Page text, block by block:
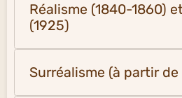
Réalisme (1840-1860)
(1925)
Surréalisme (à partir de